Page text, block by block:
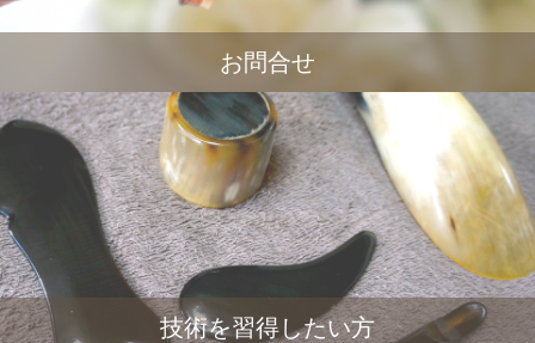
お問合せ
技術を習得したい方